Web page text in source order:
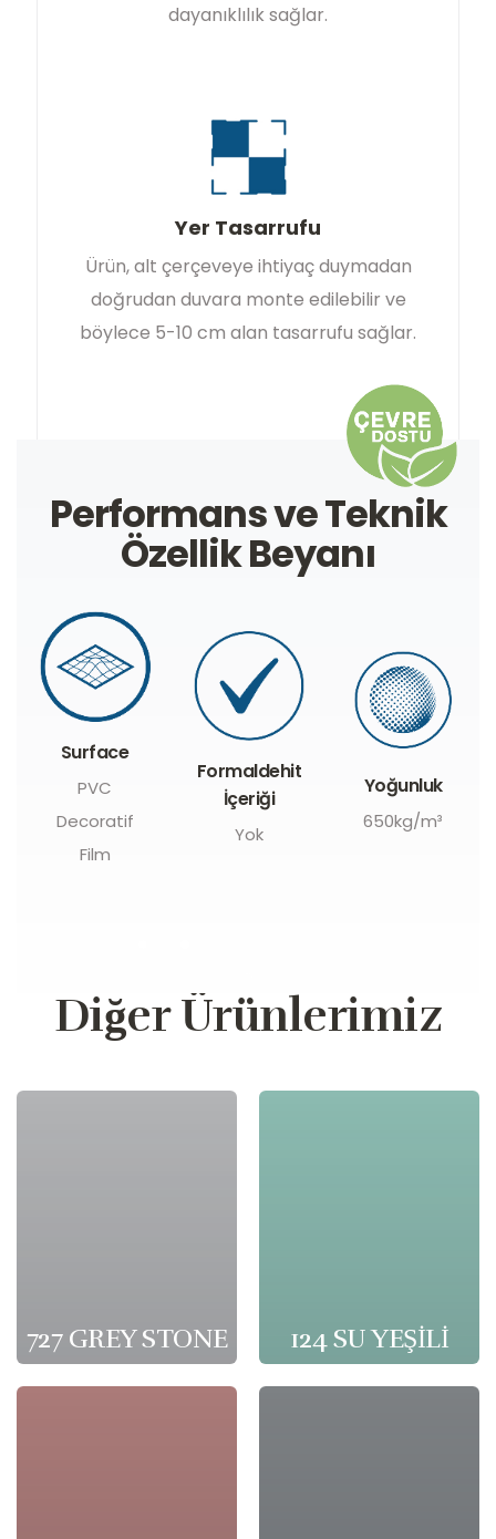
dayanıklılık sağlar.
Yer Tasarrufu
Ürün, alt çerçeveye ihtiyaç duymadan
doğrudan duvara monte edilebilir ve
böylece 5-10 cm alan tasarrufu sağlar.
Performans ve Teknik
Özellik Beyanı
Surface
PVC
Decoratif
Film
Formaldehit
İçeriği
Yok
Yoğunluk
650kg/m³
Diğer Ürünlerimiz
727 GREY STONE 124 SU YEŞİLİ